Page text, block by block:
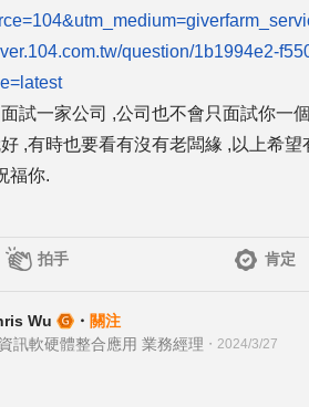
question/1b1994e2-
試一家公司 ,公司也不會只面試你一
,有時也要看有沒有老闆緣 ,以上希
福你.
拍手 肯定
Wu ・ 關注
訊軟硬體整合應用 業務經理 ・ 2024/3/27